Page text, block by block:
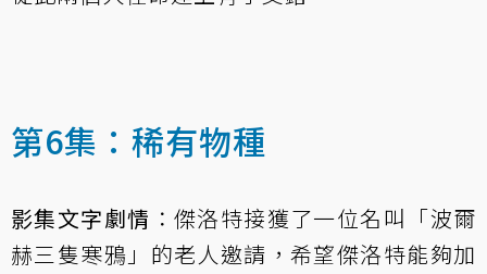
第6集：稀有物種
影集文字劇情 ：傑洛特接獲了一位名叫「波爾
赫三隻寒鴉」的老人邀請，希望傑洛特能夠加